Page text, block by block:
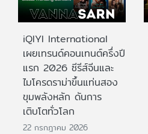
iQIYI International
เผยเทรนด์คอนเทนต์ครึ่งปี
แรก 2026 ซีรีส์จีนและ
ไมโครดราม่าขึ้นแท่นสอง
ขุมพลังหลัก ดันการ
เติบโตทั่วโลก
22 กรกฎาคม 2026